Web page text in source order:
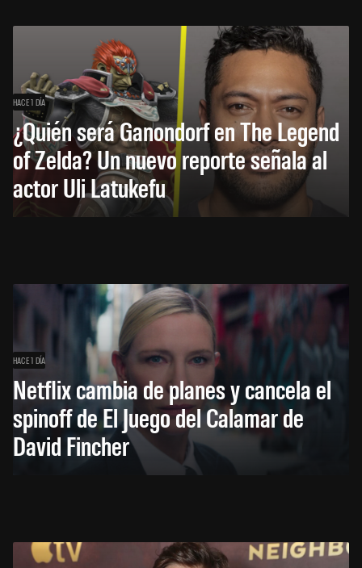
HACE 1 DÍA
¿Quién será Ganondorf en The Legend
of Zelda? Un nuevo reporte señala al
actor Uli Latukefu
HACE 1 DÍA
Netflix cambia de planes y cancela el
spinoff de El Juego del Calamar de
David Fincher